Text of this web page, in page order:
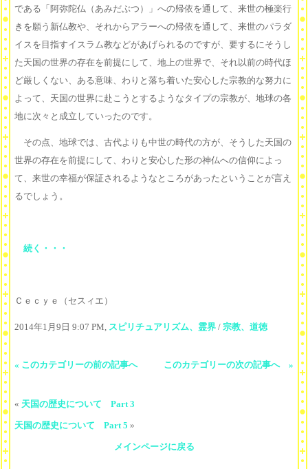
である「阿弥陀仏（あみだぶつ）」への帰依を通して、来世の極楽行
きを願う新仏教や、それからアラーへの帰依を通して、来世のパラダ
イスを目指すイスラム教などがあげられるのですが、要するにそうし
た天国の世界の存在を前提にして、地上の世界で、それ以前の時代ほ
ど厳しくない、ある意味、わりと落ち着いた安心した宗教的な努力に
よって、天国の世界に赴こうとするようなタイプの宗教が、地球の各
地に次々と成立していったのです。
その点、地球では、古代よりも中世の時代の方が、そうした天国の
世界の存在を前提にして、わりと安心した形の神仏への信仰によっ
て、来世の幸福が保証されるようなところがあったということが言え
るでしょう。
続く・・・
Ｃｅｃｙｅ（セスィエ）
2014年1月9日 9:07 PM, スピリチュアリズム、霊界 / 宗教、道徳
« このカテゴリーの前の記事へ このカテゴリーの次の記事へ »
« 天国の歴史について Part 3
天国の歴史について Part 5 »
メインページに戻る